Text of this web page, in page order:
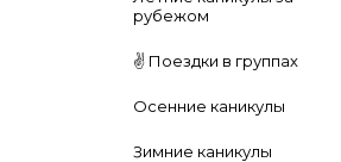
рубежом
✌️ Поездки в группах
Осенние каникулы
Зимние каникулы